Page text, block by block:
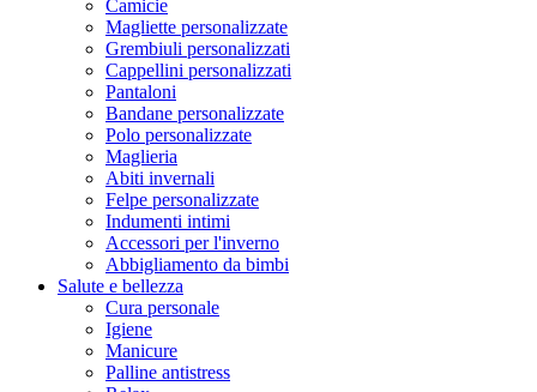
Camicie
Magliette personalizzate
Grembiuli personalizzati
Cappellini personalizzati
Pantaloni
Bandane personalizzate
Polo personalizzate
Maglieria
Abiti invernali
Felpe personalizzate
Indumenti intimi
Accessori per l'inverno
Abbigliamento da bimbi
Salute e bellezza
Cura personale
Igiene
Manicure
Palline antistress